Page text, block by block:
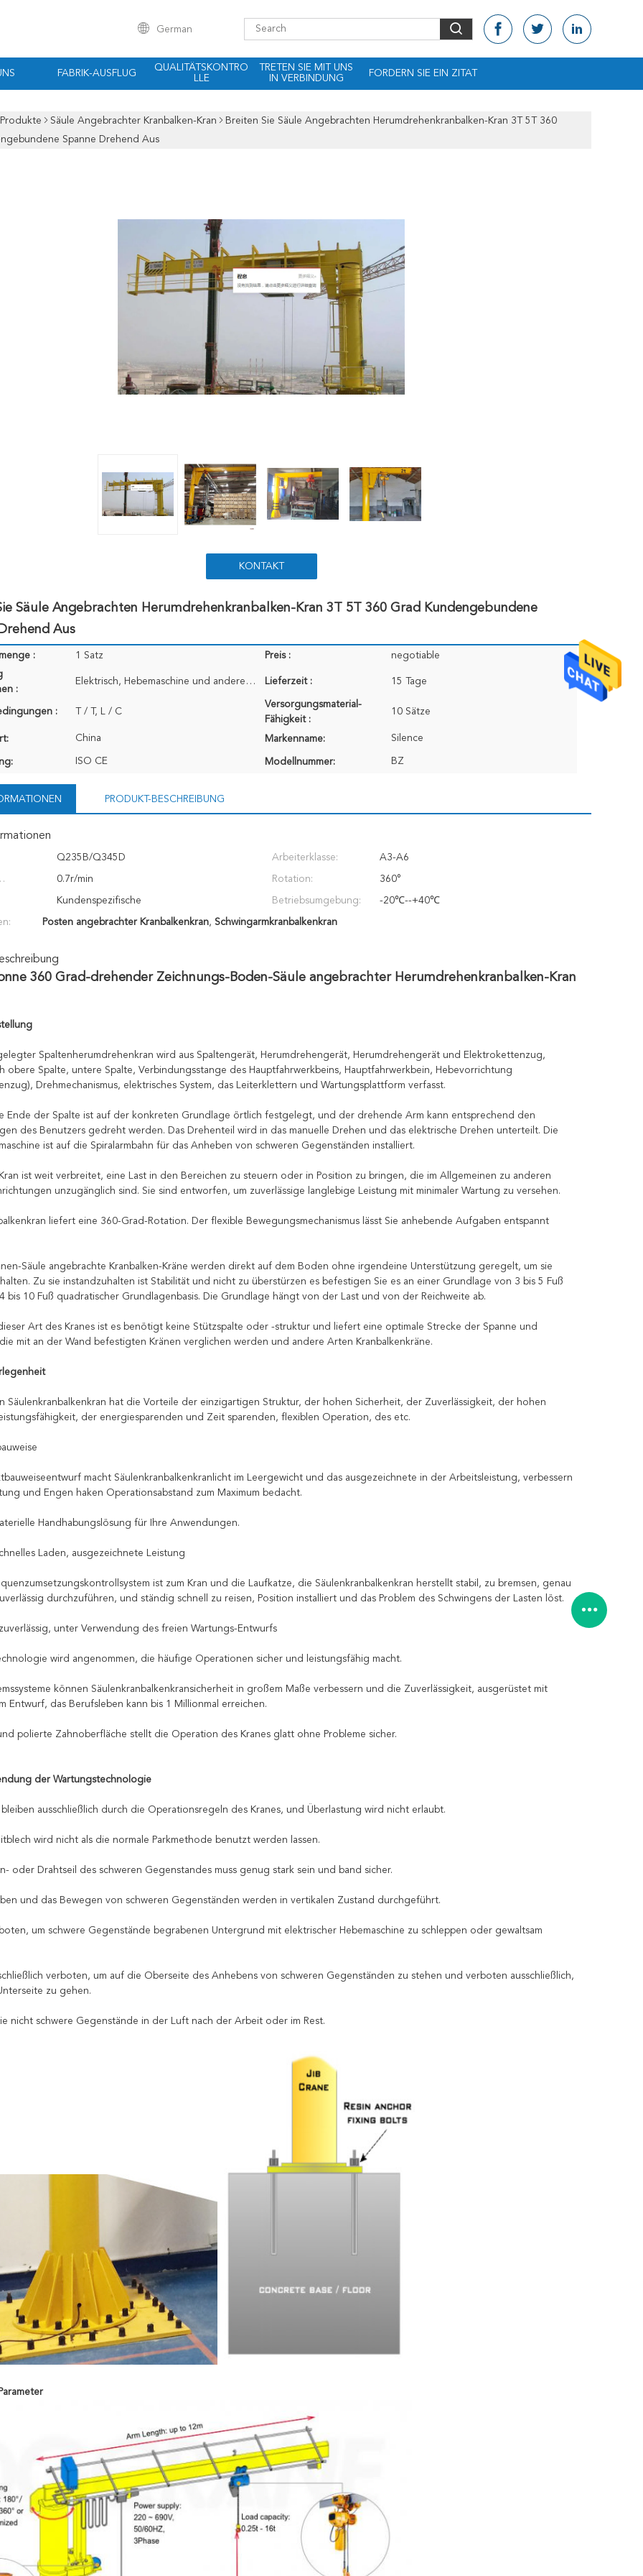
German
FABRIK-AUSFLUG
QUALITÄTSKONTRO
LLE
TRETEN SIE MIT UNS
IN VERBINDUNG
FORDERN SIE EIN ZITAT
Produkte Säule Angebrachter Kranbalken-Kran
Breiten Sie Säule Angebrachten Herumdrehenkranbalken-Kran 3T 5T 360
Spanne Drehend Aus
KONTAKT
Säule Angebrachten Herumdrehenkranbalken-Kran 3T 5T 360 Grad Kundengebundene
Aus
: 1 Satz Preis :
negotiable
:
Elektrisch, Hebemaschine und andere Teile verpackte durch Sperrholzkiste der hohen Qualität; Strahle Lieferzeit : 15 Tage
: T / T, L / C
Versorgungsmaterial-
Fähigkeit :
10 Sätze
China Markenname: Silence
ISO CE Modellnummer: BZ
PRODUKT-BESCHREIBUNG
Q235B/Q345D Arbeiterklasse: A3-A6
0.7r/min Rotation: 360°
Kundenspezifische Betriebsumgebung: -20℃--+40℃
Posten angebrachter Kranbalkenkran, Schwingarmkranbalkenkran
360 Grad-drehender Zeichnungs-Boden-Säule angebrachter Herumdrehenkranbalken-Kran
Spaltenherumdrehenkran wird aus Spaltengerät, Herumdrehengerät, Herumdrehengerät und Elektrokettenzug,
obere Spalte, untere Spalte, Verbindungsstange des Hauptfahrwerkbeins, Hauptfahrwerkbein, Hebevorrichtung
Drehmechanismus, elektrisches System, das Leiterklettern und Wartungsplattform verfasst.
Ende der Spalte ist auf der konkreten Grundlage örtlich festgelegt, und der drehende Arm kann entsprechend den
des Benutzers gedreht werden. Das Drehenteil wird in das manuelle Drehen und das elektrische Drehen unterteilt. Die
ist auf die Spiralarmbahn für das Anheben von schweren Gegenständen installiert.
ist weit verbreitet, eine Last in den Bereichen zu steuern oder in Position zu bringen, die im Allgemeinen zu anderen
unzugänglich sind. Sie sind entworfen, um zuverlässige langlebige Leistung mit minimaler Wartung zu versehen.
liefert eine 360-Grad-Rotation. Der flexible Bewegungsmechanismus lässt Sie anhebende Aufgaben entspannt
Säule angebrachte Kranbalken-Kräne werden direkt auf dem Boden ohne irgendeine Unterstützung geregelt, um sie
Zu sie instandzuhalten ist Stabilität und nicht zu überstürzen es befestigen Sie es an einer Grundlage von 3 bis 5 Fuß
bis 10 Fuß quadratischer Grundlagenbasis. Die Grundlage hängt von der Last und von der Reichweite ab.
Art des Kranes ist es benötigt keine Stützspalte oder -struktur und liefert eine optimale Strecke der Spanne und
mit an der Wand befestigten Kränen verglichen werden und andere Arten Kranbalkenkräne.
Säulenkranbalkenkran hat die Vorteile der einzigartigen Struktur, der hohen Sicherheit, der Zuverlässigkeit, der hohen
der energiesparenden und Zeit sparenden, flexiblen Operation, des etc.
macht Säulenkranbalkenkranlicht im Leergewicht und das ausgezeichnete in der Arbeitsleistung, verbessern
und Engen haken Operationsabstand zum Maximum bedacht.
Handhabungslösung für Ihre Anwendungen.
Laden, ausgezeichnete Leistung
ist zum Kran und die Laufkatze, die Säulenkranbalkenkran herstellt stabil, zu bremsen, genau
durchzuführen, und ständig schnell zu reisen, Position installiert und das Problem des Schwingens der Lasten löst.
unter Verwendung des freien Wartungs-Entwurfs
wird angenommen, die häufige Operationen sicher und leistungsfähig macht.
können Säulenkranbalkenkransicherheit in großem Maße verbessern und die Zuverlässigkeit, ausgerüstet mit
Entwurf, das Berufsleben kann bis 1 Millionmal erreichen.
polierte Zahnoberfläche stellt die Operation des Kranes glatt ohne Probleme sicher.
der Wartungstechnologie
ausschließlich durch die Operationsregeln des Kranes, und Überlastung wird nicht erlaubt.
wird nicht als die normale Parkmethode benutzt werden lassen.
oder Drahtseil des schweren Gegenstandes muss genug stark sein und band sicher.
und das Bewegen von schweren Gegenständen werden in vertikalen Zustand durchgeführt.
um schwere Gegenstände begrabenen Untergrund mit elektrischer Hebemaschine zu schleppen oder gewaltsam
verboten, um auf die Oberseite des Anhebens von schweren Gegenständen zu stehen und verboten ausschließlich,
zu gehen.
nicht schwere Gegenstände in der Luft nach der Arbeit oder im Rest.